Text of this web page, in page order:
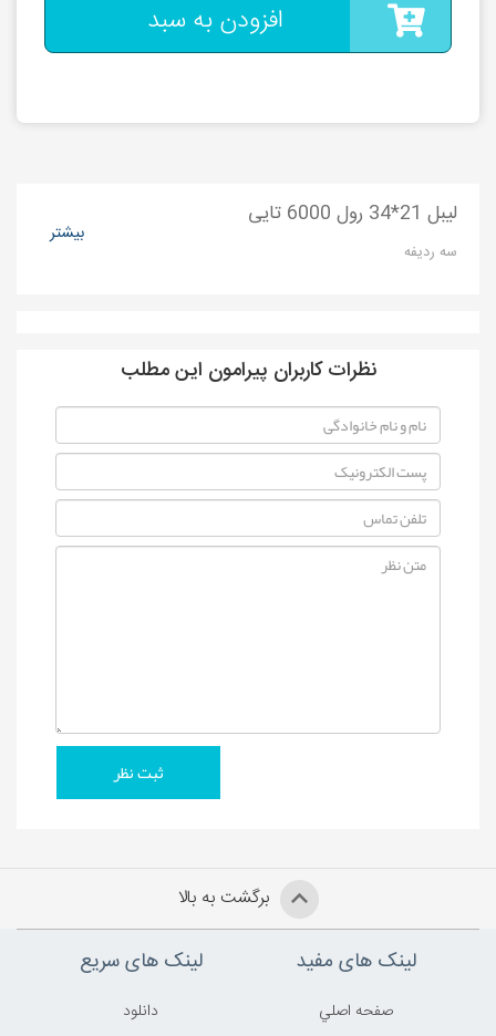
افزودن به سبد
لیبل 21*34 رول 6000 تایی
سه ردیفه
بیشتر
نظرات کاربران پیرامون این مطلب
برگشت به بالا
لینک های مفید
صفحه اصلي
لینک های سریع
دانلود